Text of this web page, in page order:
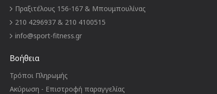
Πραξιτέλους 156-167 & Μπουμπουλίνας
210 4296937 & 210 4100515
info@sport-fitness.gr
Βοήθεια
Τρόποι Πληρωμής
Ακύρωση - Επιστροφή παραγγελίας